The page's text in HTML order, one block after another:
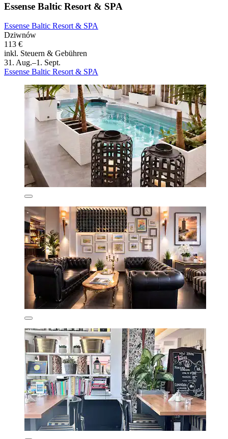
Essense Baltic Resort & SPA
Essense Baltic Resort & SPA
Dziwnów
113 €
inkl. Steuern & Gebühren
31. Aug.–1. Sept.
Essense Baltic Resort & SPA